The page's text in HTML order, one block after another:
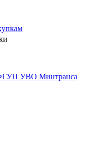
УВО Минтранса